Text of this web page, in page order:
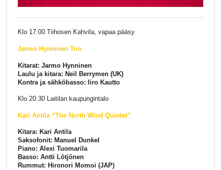
Klo 17:00 Tiihosen Kahvila, vapaa pääsy
Jarmo Hynninen Trio
Kitarat: Jarmo Hynninen
Laulu ja kitara: Neil Berrymen (UK)
Kontra ja sähköbasso: Iiro Kautto
Klo 20:30 Laitilan kaupungintalo
Kari Antila “The North Wind Quintet”
Kitara: Kari Antila
Saksofonit: Manuel Dunkel
Piano: Alexi Tuomarila
Basso: Antti Lötjönen
Rummut: Hironori Momoi (JAP)